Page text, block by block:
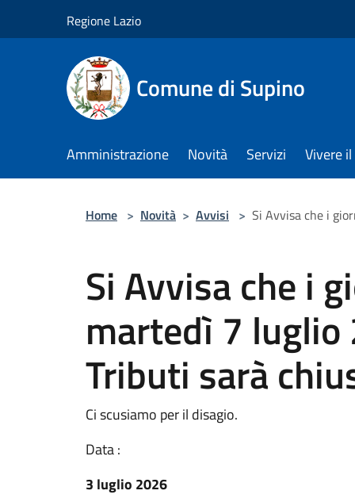
Regione Lazio
Comune di Supino
Amministrazione Novità Servizi Vivere
Home > Novità > Avvisi > Si Avvisa che i
Si Avvisa che i
martedì 7 luglio
Tributi sarà
Ci scusiamo per il disagio.
Data :
3 luglio 2026